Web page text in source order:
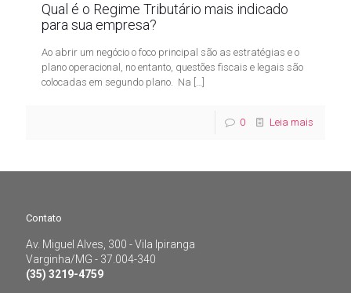
Qual é o Regime Tributário mais indicado
para sua empresa?
Ao abrir um negócio o foco principal são as estratégias e o
plano operacional, no entanto, questões fiscais e legais são
colocadas em segundo plano. Na […]
0 Leia mais
Varginha/MG - 37.004-340
Contato
Av. Miguel Alves, 300 - Vila Ipiranga
Varginha/MG - 37.004-340
(35) 3219-4759